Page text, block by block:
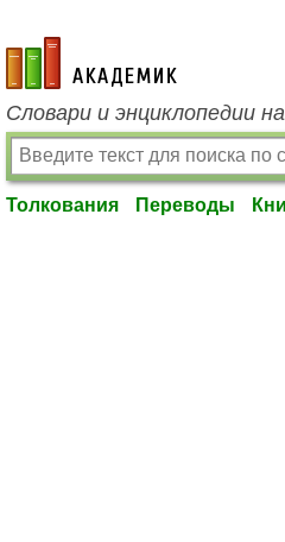
academic.ru
Словари и энциклопедии
Толкования Переводы